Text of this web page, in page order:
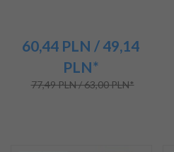
60,44 PLN / 49,14
PLN*
77,49 PLN / 63,00 PLN*